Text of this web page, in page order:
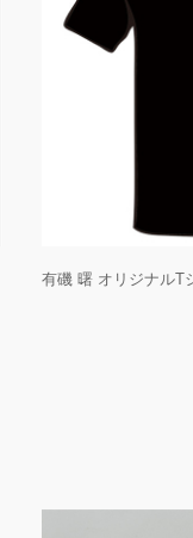
有磯 曙 オリジナルT